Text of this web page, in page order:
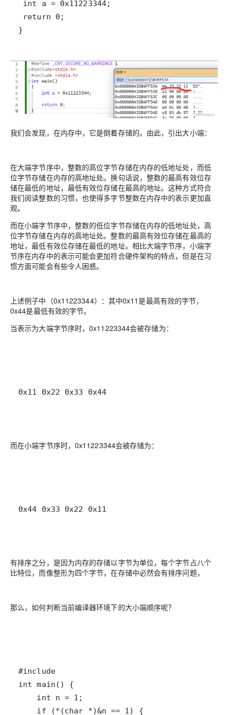
}
我们会发现，在内存中，它是倒着存储的。由此，引出大小端：
在大端字节序中，整数的高位字节存储在内存的低地址处，而低
位字节存储在内存的高地址处。换句话说，整数的最高有效位存
储在最低的地址，最低有效位存储在最高的地址。这种方式符合
我们阅读整数的习惯，也使得多字节整数在内存中的表示更加直
观。
而在小端字节序中，整数的低位字节存储在内存的低地址处，高
位字节存储在内存的高地址处。整数的最高有效位存储在最高的
地址，最低有效位存储在最低的地址。相比大端字节序，小端字
节序在内存中的表示可能会更加符合硬件架构的特点，但是在习
惯方面可能会有些令人困惑。
上述例子中（0x11223344）：其中0x11是最高有效的字节，
0x44是最低有效的字节。
当表示为大端字节序时，0x11223344会被存储为：
0x11 0x22 0x33 0x44
而在小端字节序时，0x11223344会被存储为：
0x44 0x33 0x22 0x11
有排序之分，是因为内存的存储以字节为单位，每个字节占八个
比特位，而像整形为四个字节，在存储中必然会有排序问题，
那么，如何判断当前编译器环境下的大小端顺序呢？